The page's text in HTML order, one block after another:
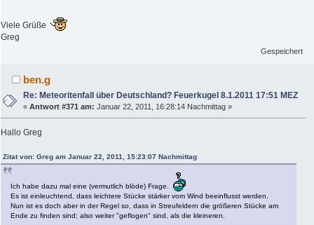
Viele Grüße
Greg
Gespeichert
ben.g
Re: Meteoritenfall über Deutschland? Feuerkugel 8.1.2011 17:51 MEZ
«Antwort #371 am: Januar 22, 2011, 16:28:14 Nachmittag »
Hallo Greg
Zitat von: Greg am Januar 22, 2011, 15:23:07 Nachmittag
Ich habe dazu mal eine (vermutlich blöde) Frage.
Es ist einleuchtend, dass leichtere Stücke stärker vom Wind beeinflusst werden.
Nun ist es doch aber in der Regel so, dass in Streufeldern die größeren Stücke am
Ende zu finden sind; also weiter "geflogen" sind, als die kleineren.